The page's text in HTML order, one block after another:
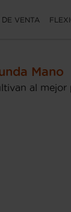
DE VENTA
Mano
al mejor